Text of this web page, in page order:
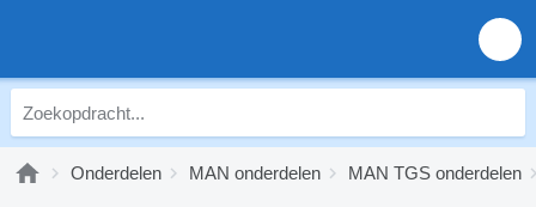
Onderdelen MAN onderdelen MAN TGS onderdelen